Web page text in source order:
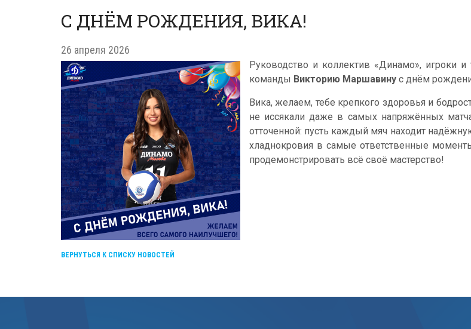
С ДНЁМ РОЖДЕНИЯ, ВИКА!
26 апреля 2026
Руководство и коллектив «Динамо», игроки
команды Викторию Маршавину с днём
Вика, желаем, тебе крепкого здоровья и
не иссякали даже в самых напряжённых
отточенной: пусть каждый мяч находит
хладнокровия в самые ответственные
продемонстрировать всё своё мастерство!
ВЕРНУТЬСЯ К СПИСКУ НОВОСТЕЙ